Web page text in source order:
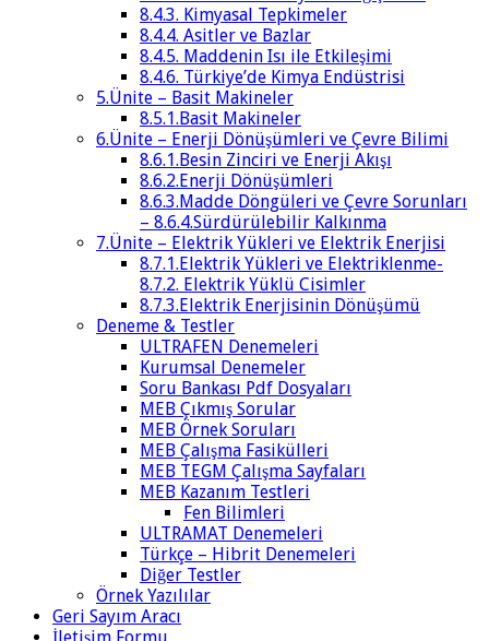
8.4.3. Kimyasal Tepkimeler
8.4.4. Asitler ve Bazlar
8.4.5. Maddenin Isı ile Etkileşimi
8.4.6. Türkiye’de Kimya Endüstrisi
5.Ünite – Basit Makineler
8.5.1.Basit Makineler
6.Ünite – Enerji Dönüşümleri ve Çevre Bilimi
8.6.1.Besin Zinciri ve Enerji Akışı
8.6.2.Enerji Dönüşümleri
8.6.3.Madde Döngüleri ve Çevre Sorunları
– 8.6.4.Sürdürülebilir Kalkınma
7.Ünite – Elektrik Yükleri ve Elektrik Enerjisi
8.7.1.Elektrik Yükleri ve Elektriklenme-
8.7.2. Elektrik Yüklü Cisimler
8.7.3.Elektrik Enerjisinin Dönüşümü
Deneme & Testler
ULTRAFEN Denemeleri
Kurumsal Denemeler
Soru Bankası Pdf Dosyaları
MEB Çıkmış Sorular
MEB Örnek Soruları
MEB Çalışma Fasikülleri
MEB TEGM Çalışma Sayfaları
MEB Kazanım Testleri
Fen Bilimleri
ULTRAMAT Denemeleri
Türkçe – Hibrit Denemeleri
Diğer Testler
Örnek Yazılılar
Geri Sayım Aracı